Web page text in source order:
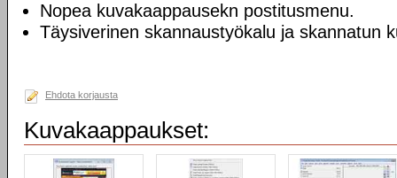
Nopea kuvakaappausekn postitusmenu.
Täysiverinen skannaustyökalu ja skannatun
Ehdota korjausta
Kuvakaappaukset: